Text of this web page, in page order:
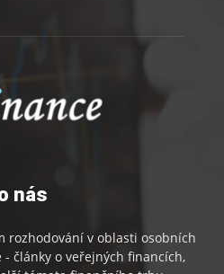
nás
rozhodování v oblasti osobních
články o veřejných financích,